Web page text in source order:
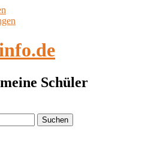
Schüler